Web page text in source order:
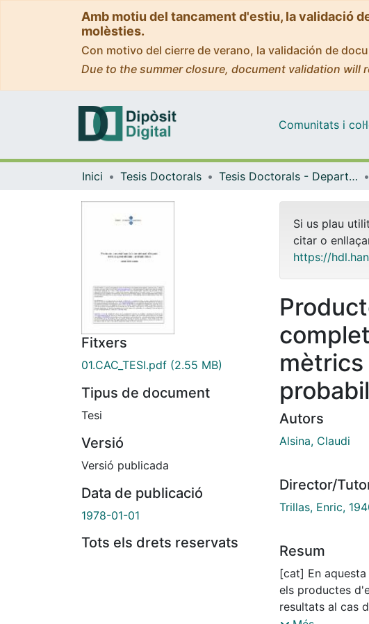
Amb motiu del tancament d'estiu, la validació
molèsties.
Con motivo del cierre de verano, la validación de
Due to the summer closure, document validation will
Comunitats i
Inici Tesis Doctorals Tesis Doctorals - Departament - Algebra i Geometria
Fitxers
01.CAC_TESI.pdf (2.55 MB)
Tipus de document
Tesi
Versió
Versió publicada
Data de publicació
1978-01-01
Tots els drets reservats
Si us plau
citar o
https://
Autors
Alsina, Claudi
Director/
Trillas, Enric,
Resum
[cat] En
els productes
resultats al cas